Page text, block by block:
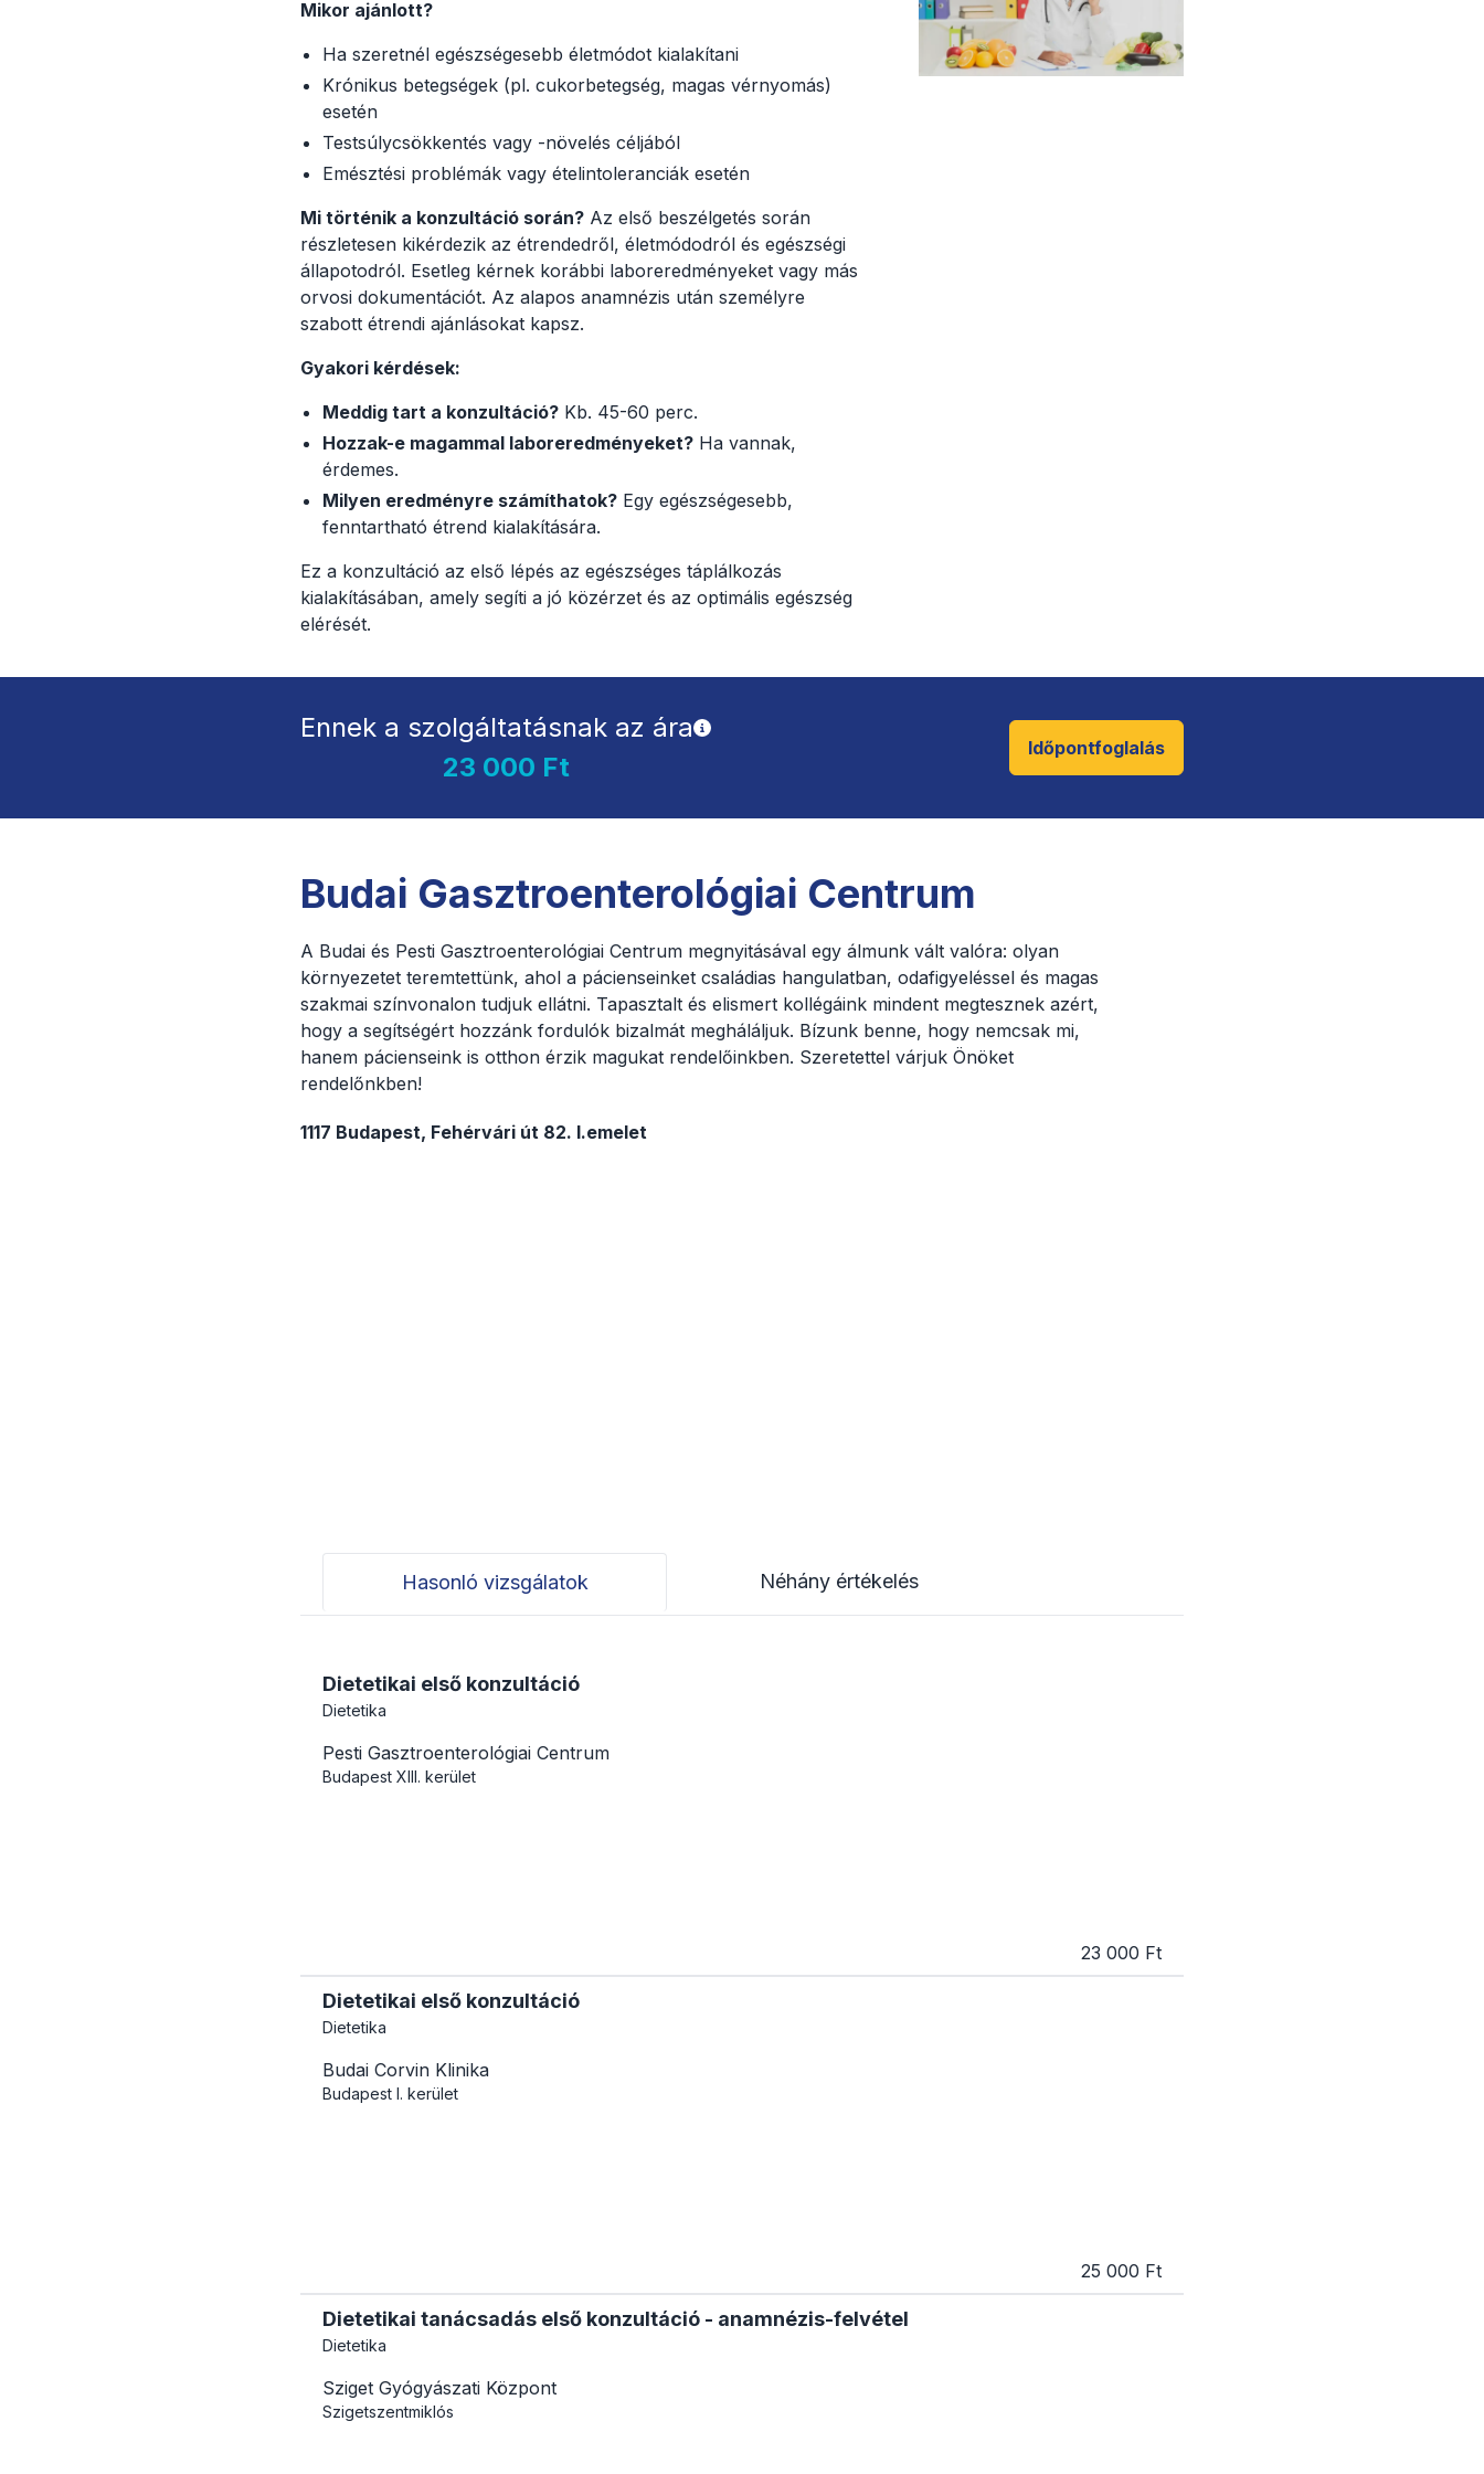
Mikor ajánlott?
Ha szeretnél egészségesebb életmódot kialakítani
Krónikus betegségek (pl. cukorbetegség, magas vérnyomás)
esetén
Testsúlycsökkentés vagy -növelés céljából
Emésztési problémák vagy ételintoleranciák esetén
Mi történik a konzultáció során? Az első beszélgetés során
részletesen kikérdezik az étrendedről, életmódodról és egészségi
állapotodról. Esetleg kérnek korábbi laboreredményeket vagy más
orvosi dokumentációt. Az alapos anamnézis után személyre
szabott étrendi ajánlásokat kapsz.
Gyakori kérdések:
Meddig tart a konzultáció? Kb. 45-60 perc.
Hozzak-e magammal laboreredményeket? Ha vannak,
érdemes.
Milyen eredményre számíthatok? Egy egészségesebb,
fenntartható étrend kialakítására.
Ez a konzultáció az első lépés az egészséges táplálkozás
kialakításában, amely segíti a jó közérzet és az optimális egészség
elérését.
Ennek a szolgáltatásnak az ára
23 000 Ft
Időpontfoglalás
Budai Gasztroenterológiai Centrum
A Budai és Pesti Gasztroenterológiai Centrum megnyitásával egy álmunk vált valóra: olyan
környezetet teremtettünk, ahol a pácienseinket családias hangulatban, odafigyeléssel és magas
szakmai színvonalon tudjuk ellátni. Tapasztalt és elismert kollégáink mindent megtesznek azért,
hogy a segítségért hozzánk fordulók bizalmát megháláljuk. Bízunk benne, hogy nemcsak mi,
hanem pácienseink is otthon érzik magukat rendelőinkben. Szeretettel várjuk Önöket
rendelőnkben!
1117 Budapest, Fehérvári út 82. I.emelet
Hasonló vizsgálatok Néhány értékelés
Dietetikai első konzultáció
Dietetika
Pesti Gasztroenterológiai Centrum
Budapest XIII. kerület
23 000 Ft
Dietetikai első konzultáció
Dietetika
Budai Corvin Klinika
Budapest I. kerület
25 000 Ft
Dietetikai tanácsadás első konzultáció - anamnézis-felvétel
Dietetika
Sziget Gyógyászati Központ
Szigetszentmiklós